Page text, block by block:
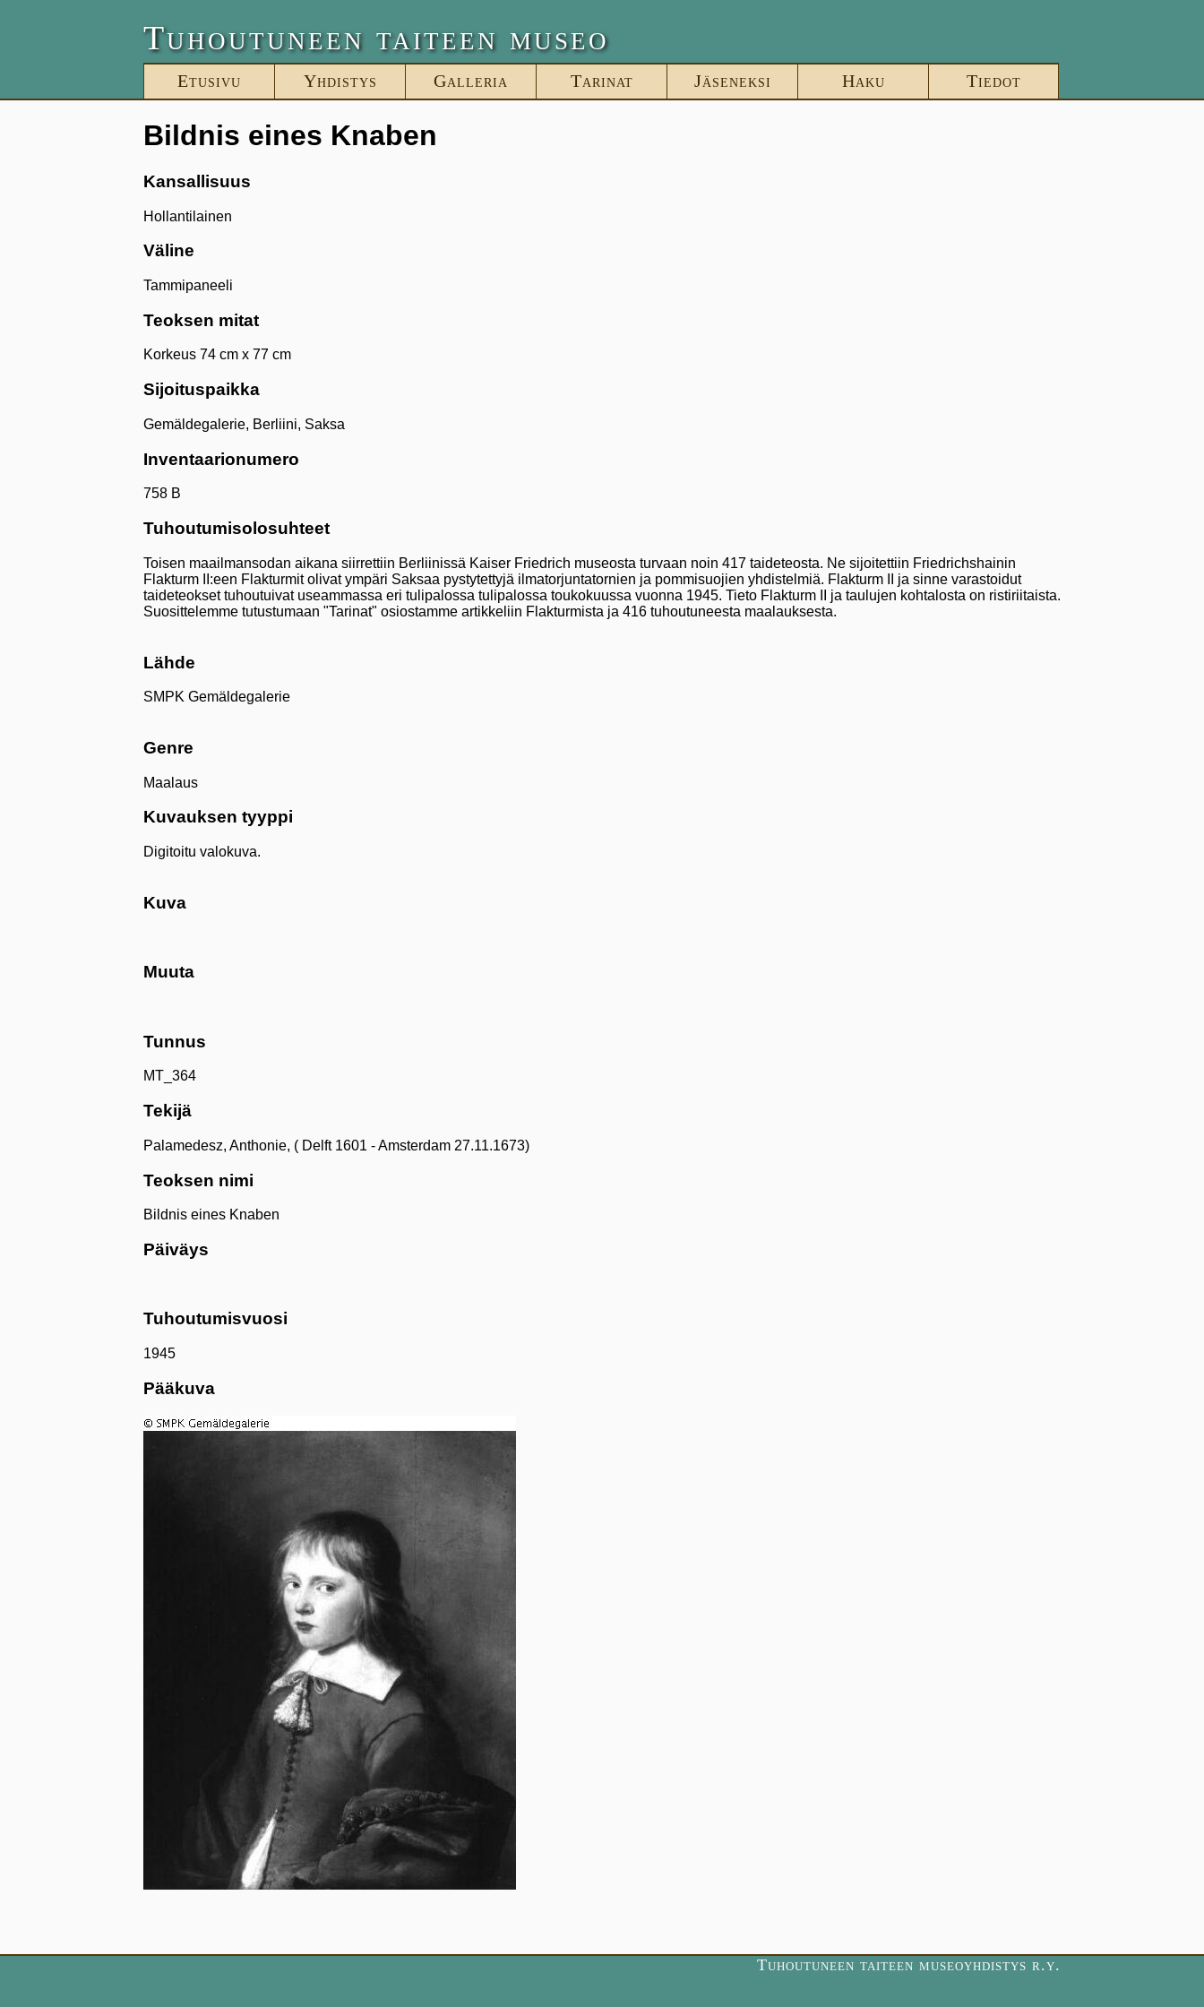
Tuhoutuneen taiteen museo
Etusivu Yhdistys Galleria Tarinat Jäseneksi Haku Tiedot
Bildnis eines Knaben
Kansallisuus
Hollantilainen
Väline
Tammipaneeli
Teoksen mitat
Korkeus 74 cm x 77 cm
Sijoituspaikka
Gemäldegalerie, Berliini, Saksa
Inventaarionumero
758 B
Tuhoutumisolosuhteet
Toisen maailmansodan aikana siirrettiin Berliinissä Kaiser Friedrich museosta turvaan noin 417 taideteosta. Ne sijoitettiin Friedrichshainin
Flakturm II:een Flakturmit olivat ympäri Saksaa pystytettyjä ilmatorjuntatornien ja pommisuojien yhdistelmiä. Flakturm II ja sinne varastoidut
taideteokset tuhoutuivat useammassa eri tulipalossa tulipalossa toukokuussa vuonna 1945. Tieto Flakturm II ja taulujen kohtalosta on ristiriitaista.
Suosittelemme tutustumaan "Tarinat" osiostamme artikkeliin Flakturmista ja 416 tuhoutuneesta maalauksesta.
Lähde
SMPK Gemäldegalerie
Genre
Maalaus
Kuvauksen tyyppi
Digitoitu valokuva.
Kuva
Muuta
Tunnus
MT_364
Tekijä
Palamedesz, Anthonie, ( Delft 1601 - Amsterdam 27.11.1673)
Teoksen nimi
Bildnis eines Knaben
Päiväys
Tuhoutumisvuosi
1945
Pääkuva
Tuhoutuneen taiteen museoyhdistys r.y.